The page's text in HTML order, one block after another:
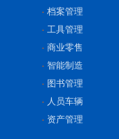
档案管理
工具管理
商业零售
智能制造
图书管理
人员车辆
资产管理